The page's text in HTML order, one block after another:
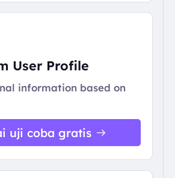
User Profile
information based on
uji coba gratis